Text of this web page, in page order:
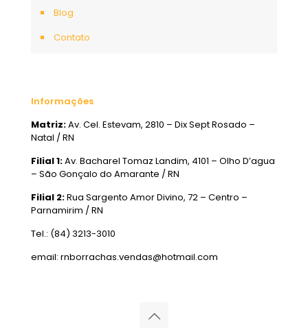
Blog
Contato
Informações
Matriz:Av. Cel. Estevam, 2810 – Dix Sept Rosado –
Natal / RN
Filial 1:Av. Bacharel Tomaz Landim, 4101 – Olho D’agua
– São Gonçalo do Amarante / RN
Filial 2:Rua Sargento Amor Divino, 72 – Centro –
Parnamirim / RN
Tel.: (84) 3213-3010
email: rnborrachas.vendas@hotmail.com